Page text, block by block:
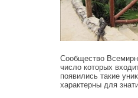
Сообщество
число которых
появились такие
характерны для